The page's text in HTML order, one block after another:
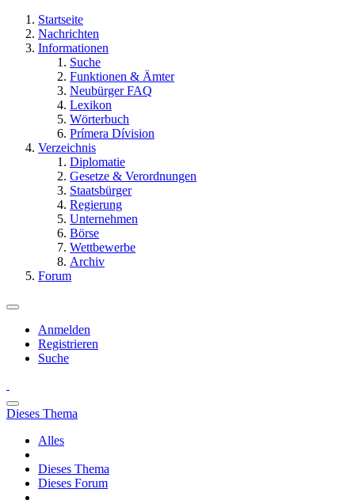
Startseite
Nachrichten
Informationen
Suche
Funktionen & Ämter
Neubürger FAQ
Lexikon
Wörterbuch
Prímera Dívision
Verzeichnis
Diplomatie
Gesetze & Verordnungen
Staatsbürger
Regierung
Unternehmen
Börse
Wettbewerbe
Archiv
Forum
Anmelden
Registrieren
Suche
Dieses Thema
Alles
Dieses Thema
Dieses Forum